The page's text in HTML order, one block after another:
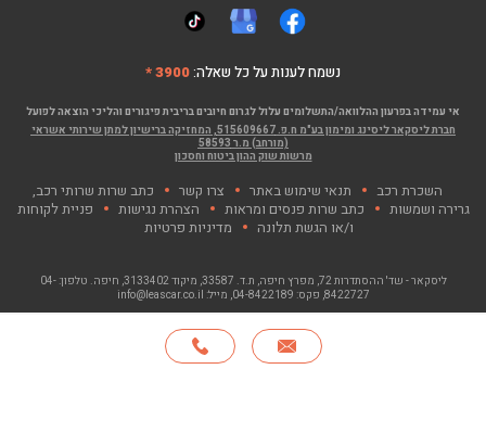
צרו קשר
נשמח לענות על כל שאלה:3900 *
אי עמידה בפרעון ההלוואה/התשלומים עלול לגרום חיובים בריבית פיגורים והליכי הוצאה לפועל
חברת ליסקאר ליסינג ומימון בע"מ ח.פ. 515609667, המחזיקה ברישיון למתן שירותי אשראי
(מורחב) מ.ר 58593
מרשות שוק ההון ביטוח וחסכון
השכרת רכב תנאי שימוש באתר צרו קשר
כתב שרות שרותי רכב,
גרירה ושמשות
כתב שרות פנסים ומראות הצהרת נגישות
פניית לקוחות
ו/או הגשת תלונה
מדיניות פרטיות
ליסקאר - שד' ההסתדרות 72, מפרץ חיפה , ת.ד. 33587, מיקוד 3133402, חיפה. טלפון:
04-
8422727, פקס: 04-8422189, מייל: info@leascar.co.il
האתר פותח ע"י NGSOFT, קישור יפתח בחלון חדש"